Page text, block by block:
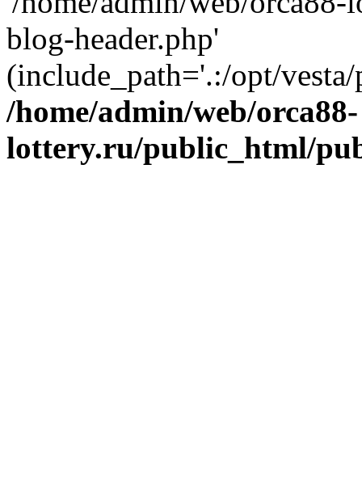
blog-header.php'
(include_path='.:/opt/
/home/admin/web/orca88-
lottery.ru/public_html/